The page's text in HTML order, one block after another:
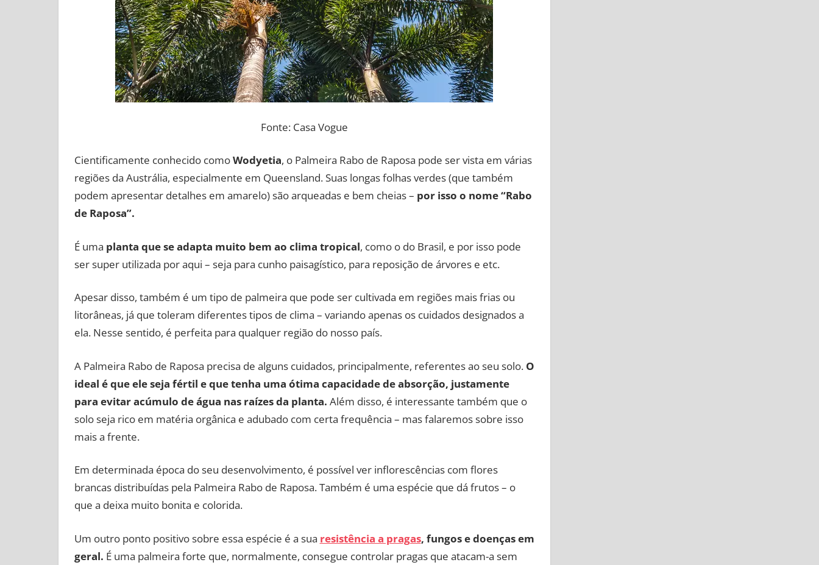
Fonte: Casa Vogue
Cientificamente conhecido comoWodyetia, o Palmeira Rabo de Raposa pode ser vista em várias
regiões da Austrália, especialmente em Queensland. Suas longas folhas verdes (que também
podem apresentar detalhes em amarelo) são arqueadas e bem cheias – por isso o nome “Rabo
de Raposa”.
É uma planta que se adapta muito bem ao clima tropical, como o do Brasil, e por isso pode
ser super utilizada por aqui – seja para cunho paisagístico, para reposição de árvores e etc.
Apesar disso, também é um tipo de palmeira que pode ser cultivada em regiões mais frias ou
litorâneas, já que toleram diferentes tipos de clima – variando apenas os cuidados designados a
ela. Nesse sentido, é perfeita para qualquer região do nosso país.
A Palmeira Rabo de Raposa precisa de alguns cuidados, principalmente, referentes ao seu solo.O
ideal é que ele seja fértil e que tenha uma ótima capacidade de absorção, justamente
para evitar acúmulo de água nas raízes da planta. Além disso, é interessante também que o
solo seja rico em matéria orgânica e adubado com certa frequência – mas falaremos sobre isso
mais a frente.
Em determinada época do seu desenvolvimento, é possível ver inflorescências com flores
brancas distribuídas pela Palmeira Rabo de Raposa. Também é uma espécie que dá frutos – o
que a deixa muito bonita e colorida.
Um outro ponto positivo sobre essa espécie é a sua resistência a pragas, fungos e doenças em
geral. É uma palmeira forte que, normalmente, consegue controlar pragas que atacam-a sem